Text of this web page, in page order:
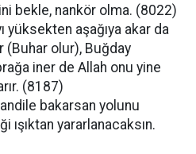
bekle, nankör olma. (8022)
yüksekten aşağıya akar da
olur), Buğday
iner de Allah onu yine
(8187)
bakarsan yolunu
ışıktan yararlanacaksın.